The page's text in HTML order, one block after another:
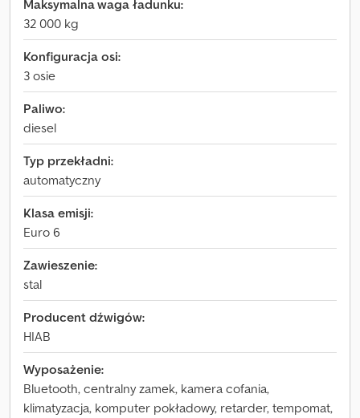
Maksymalna waga ładunku:
32 000 kg
Konfiguracja osi:
3 osie
Paliwo:
diesel
Typ przekładni:
automatyczny
Klasa emisji:
Euro 6
Zawieszenie:
stal
Producent dźwigów:
HIAB
Wyposażenie:
Bluetooth, centralny zamek, kamera cofania,
klimatyzacja, komputer pokładowy, retarder, tempomat,